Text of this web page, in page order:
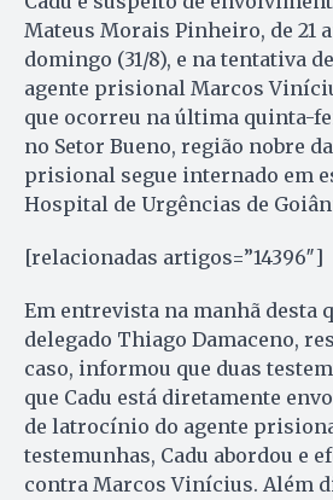
Mateus Morais Pinheiro, de 21
domingo (31/8), e na tentativa
agente prisional Marcos
que ocorreu na última quinta-
no Setor Bueno, região nobre
prisional segue internado em
Hospital de Urgências de
[relacionadas artigos=”14396″]
Em entrevista na manhã desta
delegado Thiago Damaceno,
caso, informou que duas
que Cadu está diretamente
de latrocínio do agente
testemunhas, Cadu abordou e
contra Marcos Vinícius. Além